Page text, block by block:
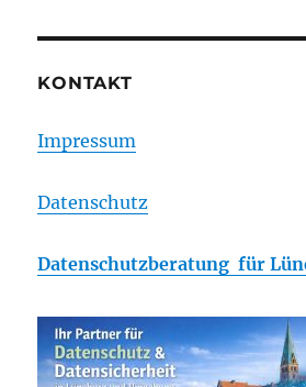
KONTAKT
Impressum
Datenschutz
Datenschutzberatung für